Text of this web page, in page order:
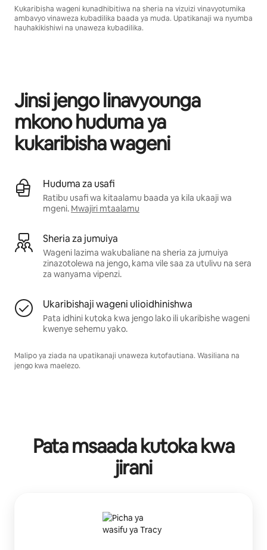
Kukaribisha wageni kunadhibitiwa na sheria na vizuizi vinavyotumika
ambavyo vinaweza kubadilika baada ya muda. Upatikanaji wa nyumba
hauhakikishiwi na unaweza kubadilika.
Jinsi jengo linavyounga
mkono huduma ya
kukaribisha wageni
Huduma za usafi
Ratibu usafi wa kitaalamu baada ya kila ukaaji wa
mgeni. Mwajiri mtaalamu
Sheria za jumuiya
Wageni lazima wakubaliane na sheria za jumuiya
zinazotolewa na jengo, kama vile saa za utulivu na sera
za wanyama vipenzi.
Ukaribishaji wageni ulioidhinishwa
Pata idhini kutoka kwa jengo lako ili ukaribishe wageni
kwenye sehemu yako.
Malipo ya ziada na upatikanaji unaweza kutofautiana. Wasiliana na
jengo kwa maelezo.
Pata msaada kutoka kwa
jirani